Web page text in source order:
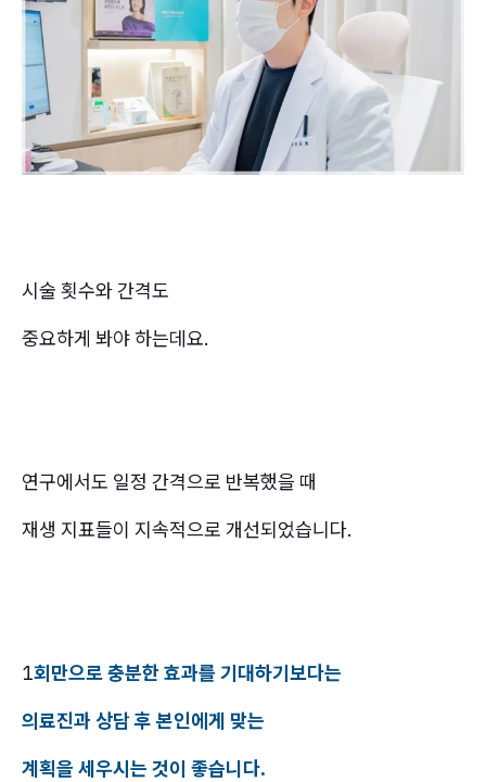
시술 횟수와 간격도
중요하게 봐야 하는데요.
연구에서도 일정 간격으로 반복했을 때
재생 지표들이 지속적으로 개선되었습니다.
1회만으로 충분한 효과를 기대하기보다는
의료진과 상담 후 본인에게 맞는
계획을 세우시는 것이 좋습니다.